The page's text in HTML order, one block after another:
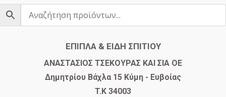
ΕΠΙΠΛΑ & ΕΙΔΗ ΣΠΙΤΙΟΥ
​ΑΝΑΣΤΑΣΙΟΣ ΤΣΕΚΟΥΡΑΣ ΚΑΙ ΣΙΑ ΟΕ
Δημητρίου Βάχλα 15 Κύμη - Ευβοίας
T.K 34003